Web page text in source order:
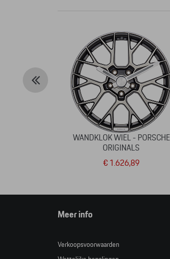
WANDKLOK WIEL - PORSCHE
ORIGINALS
€ 1.626,89
Meer info
Verkoopsvoorwaarden